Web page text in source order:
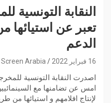
النقابة التونسية
تعبر عن
الدعم
16 فبراير 2022 Screen Arabia
اصدرت النقابة التونسية
امس عن تضامنها مع
لإنتاج افلامهم و استيائها من